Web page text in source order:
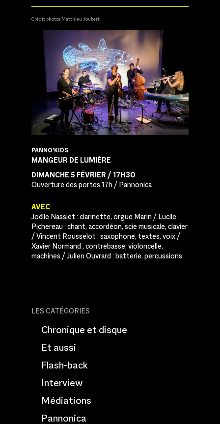
Crédit photos Matthieu Joubert
PANNO’KIDS
MANGEUR DE LUMIÈRE
DIMANCHE 5 FÉVRIER / 17H30
Ouverture des portes 17h / Pannonica
AVEC
Joëlle Nassiet : clarinette, orgue Marin / Lucile
Pichereau : chant, accordéon, scie musicale, clavier
/ Vincent Rousselot : saxophone, textes, voix /
Xavier Normand : contrebasse, violoncelle,
machines / Julien Ouvrard : batterie, percussions
LES CATÉGORIES
Chronique et disque
Et aussi
Flash-back
Interview
Médiations
Pannonica